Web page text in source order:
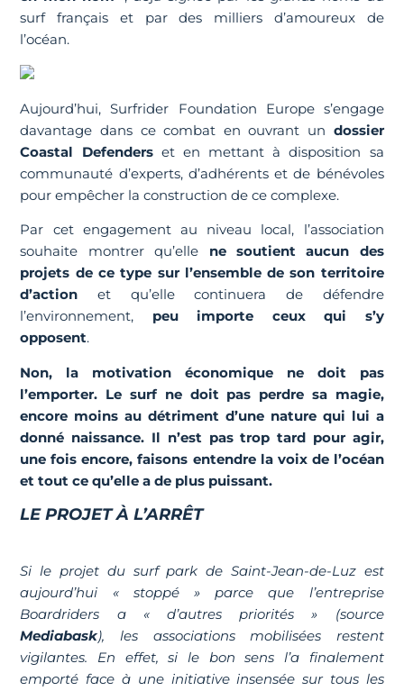
surf français et par des milliers d’amoureux de
l’océan.
Aujourd’hui, Surfrider Foundation Europe s’engage
davantage dans ce combat en ouvrant un dossier
Coastal Defenderset en mettant à disposition sa
communauté d’experts, d’adhérents et de bénévoles
pour empêcher la construction de ce complexe.
Par cet engagement au niveau local, l’association
souhaite montrer qu’elle ne soutient aucun des
projets de ce type sur l’ensemble de son territoire
d’action et qu’elle continuera de défendre
l’environnement, peu importe ceux qui s’y
opposent.
Non, la motivation économique ne doit pas
l’emporter. Le surf ne doit pas perdre sa magie,
encore moins au détriment d’une nature qui lui a
donné naissance. Il n’est pas trop tard pour agir,
une fois encore, faisons entendre la voix de l’océan
et tout ce qu’elle a de plus puissant.
LE PROJET À L’ARRÊT
Si le projet du surf park de Saint-Jean-de-Luz est
aujourd’hui « stoppé » parce que l’entreprise
Boardriders a « d’autres priorités » (source
Mediabask), les associations mobilisées restent
vigilantes. En effet, si le bon sens l’a finalement
emporté face à une initiative insensée sur tous les